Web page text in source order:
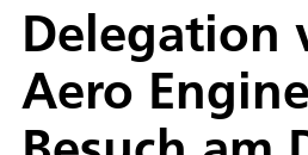
Delegation
Aero